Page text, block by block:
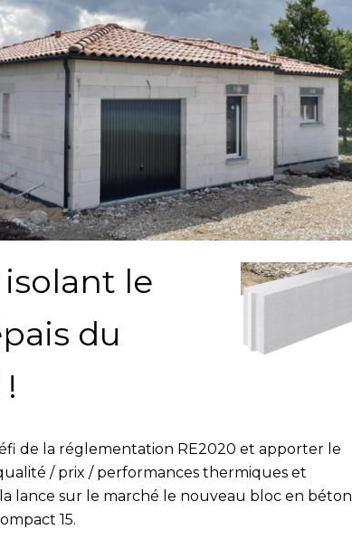
le
du
de la réglementation RE2020 et apporter le
/ prix / performances thermiques et
lance sur le marché le nouveau bloc en béton
15.